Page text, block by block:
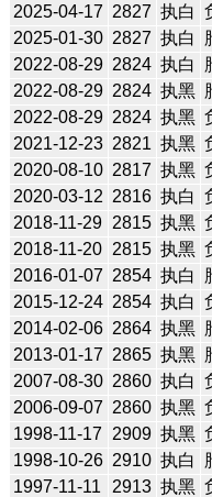
2025-04-17 2827 执白
2025-01-30 2827 执白
2022-08-29 2824 执白
2022-08-29 2824 执黑
2022-08-29 2824 执黑
2021-12-23 2821 执黑
2020-08-10 2817 执黑
2020-03-12 2816 执白
2018-11-29 2815 执黑
2018-11-20 2815 执黑
2016-01-07 2854 执白
2015-12-24 2854 执白
2014-02-06 2864 执黑
2013-01-17 2865 执黑
2007-08-30 2860 执白
2006-09-07 2860 执黑
1998-11-17
2909 执黑
1998-10-26 2910 执白
1997-11-11
2913 执黑